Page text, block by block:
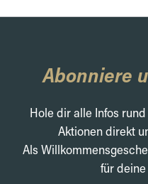
Abonniere
Hole dir alle Infos
Aktionen direkt
Als
für